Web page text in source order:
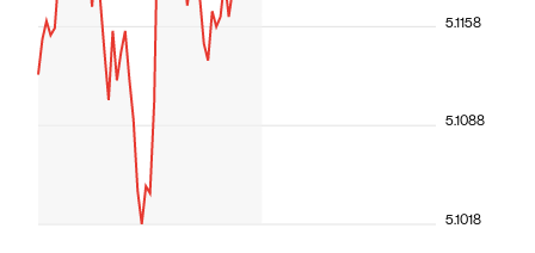
5.1018
5.1088
5.1158